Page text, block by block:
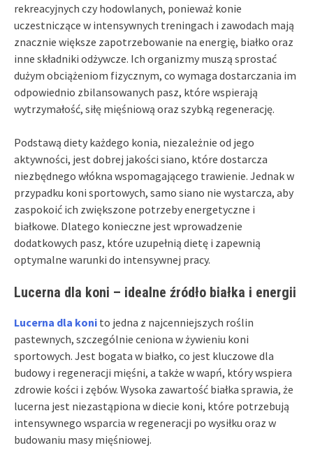
rekreacyjnych czy hodowlanych, ponieważ konie
uczestniczące w intensywnych treningach i zawodach mają
znacznie większe zapotrzebowanie na energię, białko oraz
inne składniki odżywcze. Ich organizmy muszą sprostać
dużym obciążeniom fizycznym, co wymaga dostarczania im
odpowiednio zbilansowanych pasz, które wspierają
wytrzymałość, siłę mięśniową oraz szybką regenerację.
Podstawą diety każdego konia, niezależnie od jego
aktywności, jest dobrej jakości siano, które dostarcza
niezbędnego włókna wspomagającego trawienie. Jednak w
przypadku koni sportowych, samo siano nie wystarcza, aby
zaspokoić ich zwiększone potrzeby energetyczne i
białkowe. Dlatego konieczne jest wprowadzenie
dodatkowych pasz, które uzupełnią dietę i zapewnią
optymalne warunki do intensywnej pracy.
Lucerna dla koni – idealne źródło białka i energii
Lucerna dla koni to jedna z najcenniejszych roślin
pastewnych, szczególnie ceniona w żywieniu koni
sportowych. Jest bogata w białko, co jest kluczowe dla
budowy i regeneracji mięśni, a także w wapń, który wspiera
zdrowie kości i zębów. Wysoka zawartość białka sprawia, że
lucerna jest niezastąpiona w diecie koni, które potrzebują
intensywnego wsparcia w regeneracji po wysiłku oraz w
budowaniu masy mięśniowej.